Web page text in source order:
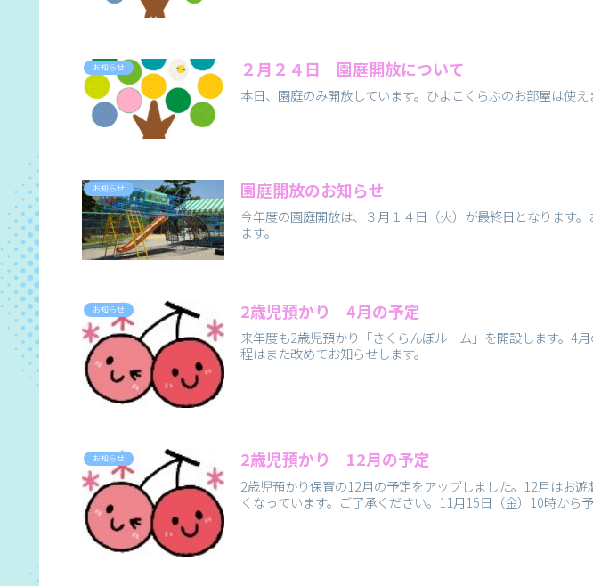
お知らせ ２月２４日 園庭開放について
本日、園庭のみ開放しています。ひよこくらぶのお部屋は使え
お知らせ 園庭開放のお知らせ
今年度の園庭開放は、３月１４日（火）が最終日となります
ます。
お知らせ 2歳児預かり 4月の予定
来年度も2歳児預かり「さくらんぼルーム」を開設します。4
程はまた改めてお知らせします。
お知らせ 2歳児預かり 12月の予定
2歳児預かり保育の12月の予定をアップしました。12月はお
くなっています。ご了承ください。11月15日（金）10時から予